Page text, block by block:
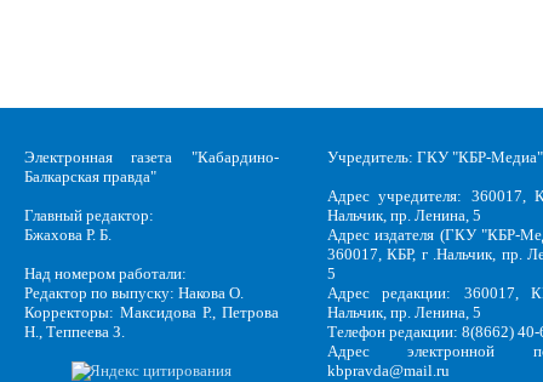
Электронная газета "Кабардино-
Балкарская правда"
Главный редактор:
Бжахова Р. Б.
Над номером работали:
Редактор по выпуску: Накова О.
Корректоры: Максидова Р., Петрова
Н., Теппеева З.
Учредитель: ГКУ "КБР-Медиа"
Адрес учредителя: 360017,
Нальчик, пр. Ленина, 5
Адрес издателя (ГКУ "КБР-
360017, КБР, г .Нальчик, пр.
5
Адрес редакции: 360017,
Нальчик, пр. Ленина, 5
Телефон редакции: 8(8662)
Адрес электронной
kbpravda@mail.ru